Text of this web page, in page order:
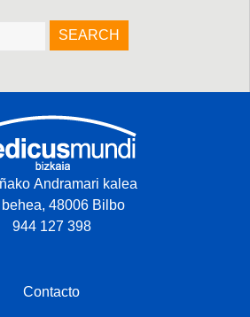
Andramari kalea
behea, 48006 Bilbo
944 127 398
Contacto